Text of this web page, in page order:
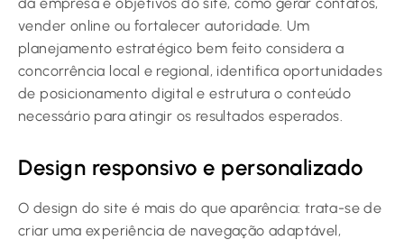
vender online ou fortalecer autoridade. Um
planejamento estratégico bem feito considera a
concorrência local e regional, identifica oportunidades
de posicionamento digital e estrutura o conteúdo
necessário para atingir os resultados esperados.
Design responsivo e personalizado
O design do site é mais do que aparência: trata-se de
criar uma experiência de navegação adaptável,